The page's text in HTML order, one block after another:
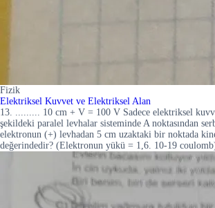
Fizik
Elektriksel Kuvvet ve Elektriksel Alan
13. ......... 10 cm + V = 100 V Sadece elektriksel
şekildeki paralel levhalar sisteminde A noktasından
elektronun (+) levhadan 5 cm uzaktaki bir noktada
değerindedir? (Elektronun yükü = 1,6. 10-19